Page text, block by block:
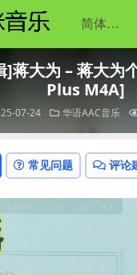
]蒋大为 – 蒋大为
Plus M4A]
07-24 华语AAC音乐
常见问题 评论